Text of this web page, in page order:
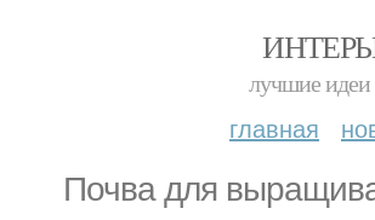
лучшие идеи
главная
Почва для